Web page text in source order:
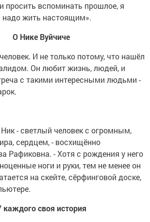
просить вспоминать прошлое, я
надо жить настоящим».
О Нике Вуйчиче
И не только потому, что нашёл
Он любит жизнь, людей, и
с такими интересными людьми -
- светлый человек с огромным,
сердцем, - восхищённо
Рафиковна. - Хотя с рождения у него
ноги и руки, тем не менее он
на скейте, сёрфинговой доске,
каждого своя история